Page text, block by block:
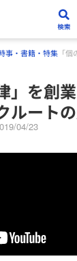
事・書籍・特集 「
」を創
ルート
04/23